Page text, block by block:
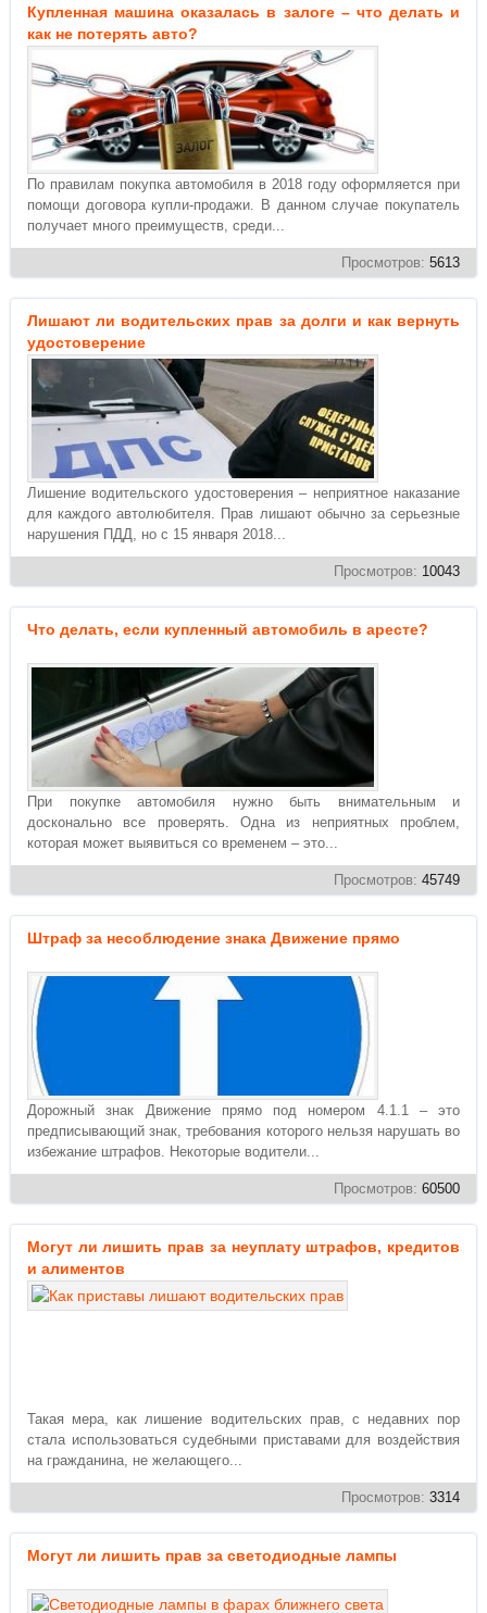
Купленная машина оказалась в залоге – что делать и
как не потерять авто?
По правилам покупка автомобиля в 2018 году оформляется при
помощи договора купли-продажи. В данном случае покупатель
получает много преимуществ, среди...
Просмотров: 5613
Лишают ли водительских прав за долги и как вернуть
удостоверение
Лишение водительского удостоверения – неприятное наказание
для каждого автолюбителя. Прав лишают обычно за серьезные
нарушения ПДД, но с 15 января 2018...
Просмотров: 10043
Что делать, если купленный автомобиль в аресте?
При покупке автомобиля нужно быть внимательным и
досконально все проверять. Одна из неприятных проблем,
которая может выявиться со временем – это...
Просмотров: 45749
Штраф за несоблюдение знака Движение прямо
Дорожный знак Движение прямо под номером 4.1.1 – это
предписывающий знак, требования которого нельзя нарушать во
избежание штрафов. Некоторые водители...
Просмотров: 60500
Могут ли лишить прав за неуплату штрафов, кредитов
и алиментов
Такая мера, как лишение водительских прав, с недавних пор
стала использоваться судебными приставами для воздействия
на гражданина, не желающего...
Просмотров: 3314
Могут ли лишить прав за светодиодные лампы